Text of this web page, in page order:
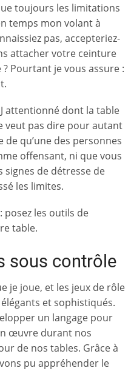
toujours les limitations
temps mon volant à
pas, accepteriez-
attacher votre ceinture
Pourtant je vous assure :
attentionné dont la table
veut pas dire pour autant
de qu’une des personnes
offensant, ni que vous
signes de détresse de
les limites.
les outils de
table.
sous contrôle
je joue, et les jeux de rôle
et sophistiqués.
un langage pour
œuvre durant nos
de nos tables. Grâce à
pu appréhender le